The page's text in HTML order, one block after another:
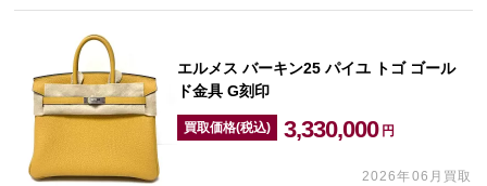
エルメス バーキン25 パイユ トゴ ゴール
ド金具 G刻印
買取価格(税込) 3,330,000 円
2026年06月買取